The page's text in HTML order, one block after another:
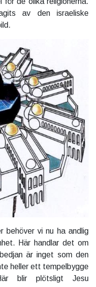
av den israeliske
behöver vi nu ha andlig
Här handlar det om
är inget som den
heller ett tempelbygge
blir plötsligt Jesu